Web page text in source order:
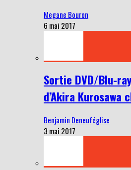
Megane Bouron
6 mai 2017
Sortie DVD/Blu-
d’Akira Kurosawa
Benjamin Deneuféglise
3 mai 2017